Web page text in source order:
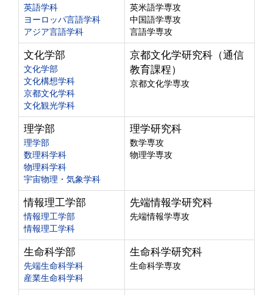
英語学科
ヨーロッパ言語学科
アジア言語学科
英米語学専攻
中国語学専攻
言語学専攻
文化学部
文化学部
文化構想学科
京都文化学科
文化観光学科
京都文化学研究科（通信
教育課程）
京都文化学専攻
理学部
理学部
数理科学科
物理科学科
宇宙物理・気象学科
理学研究科
数学専攻
物理学専攻
情報理工学部
情報理工学部
情報理工学科
先端情報学研究科
先端情報学専攻
生命科学部
先端生命科学科
産業生命科学科
生命科学研究科
生命科学専攻